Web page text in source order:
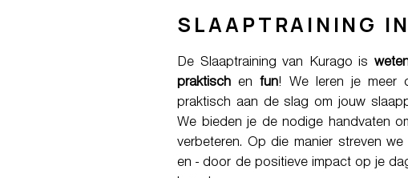
SLAAPTRAINING
De Slaaptraining van Kurago is
praktisch enfun! We leren je meer
praktisch aan de slag om jouw
We bieden je de nodige handvaten
verbeteren. Op die manier streven
en - door de positieve impact op je